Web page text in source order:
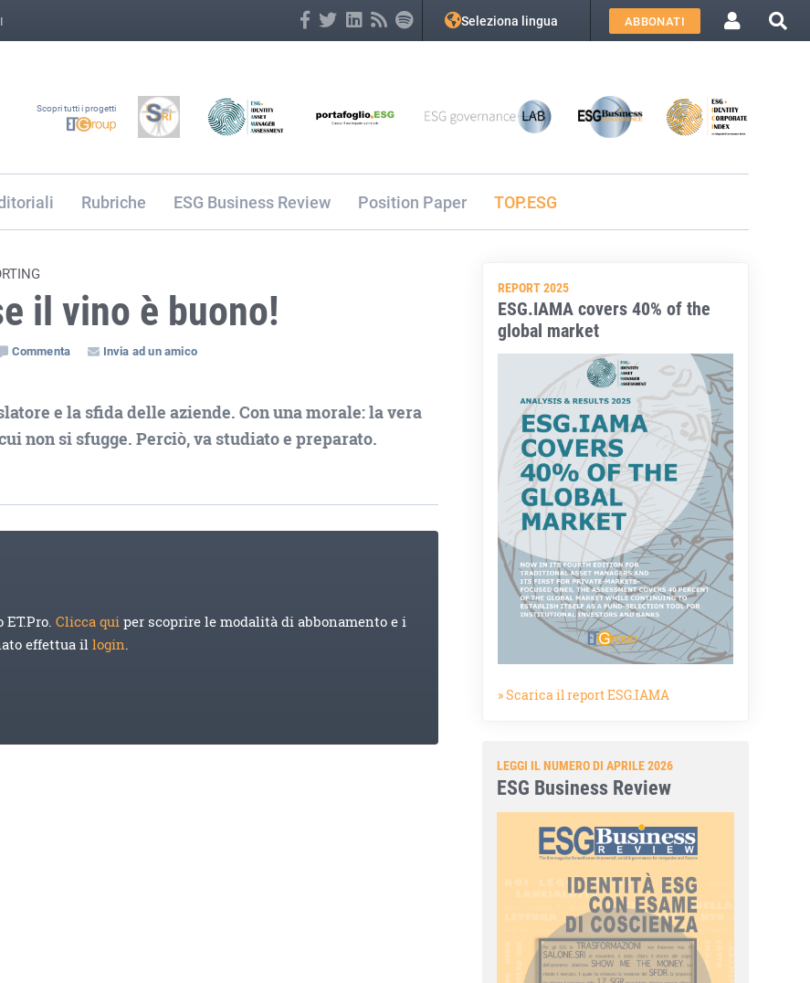
Seleziona lingua ABBONATI
Scopri tutti i progetti
Rubriche ESG Business Review Position Paper TOP.ESG
il vino è buono!
Commenta Invia ad un amico
e la sfida delle aziende. Con una morale: la vera
non si sfugge. Perciò, va studiato e preparato.
ET.Pro.Clicca quiper scoprire le modalità di abbonamento e i
effettua illogin.
REPORT 2025
ESG.IAMA covers 40% of the
global market
» Scarica il report ESG.IAMA
LEGGI IL NUMERO DI APRILE 2026
ESG Business Review